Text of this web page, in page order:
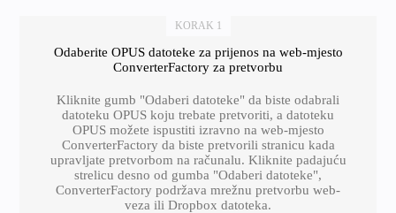
KORAK 1
Odaberite OPUS datoteke za prijenos na web-mjesto
ConverterFactory za pretvorbu
Kliknite gumb "Odaberi datoteke" da biste odabrali
datoteku OPUS koju trebate pretvoriti, a datoteku
OPUS možete ispustiti izravno na web-mjesto
ConverterFactory da biste pretvorili stranicu kada
upravljate pretvorbom na računalu. Kliknite padajuću
strelicu desno od gumba "Odaberi datoteke",
ConverterFactory podržava mrežnu pretvorbu web-
veza ili Dropbox datoteka.